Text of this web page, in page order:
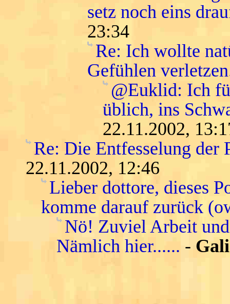
setz noch eins
23:34
Re: Ich wollte
Gefühlen
@Euklid: Ich
üblich, ins
22.11.2002,
Re: Die Entfesselung der
22.11.2002, 12:46
Lieber dottore, dieses
komme darauf zurück
Nö! Zuviel Arbeit und
Nämlich hier...... -